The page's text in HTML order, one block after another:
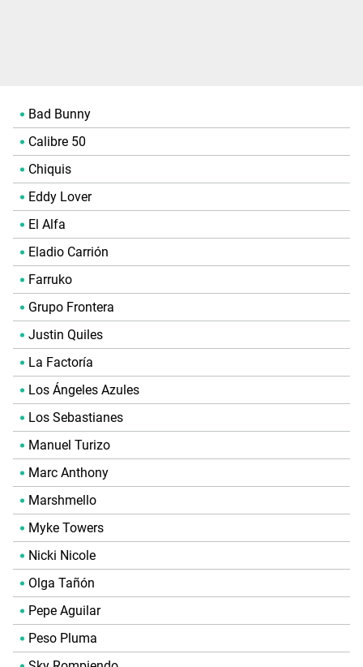
Bad Bunny
Calibre 50
Chiquis
Eddy Lover
El Alfa
Eladio Carrión
Farruko
Grupo Frontera
Justin Quiles
La Factoría
Los Ángeles Azules
Los Sebastianes
Manuel Turizo
Marc Anthony
Marshmello
Myke Towers
Nicki Nicole
Olga Tañón
Pepe Aguilar
Peso Pluma